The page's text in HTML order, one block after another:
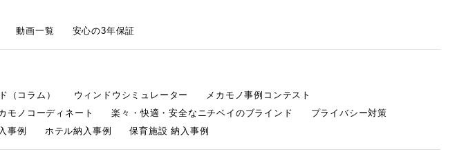
動画一覧 安心の3年保証
（コラム） ウィンドウシミュレーター
メカモノ事例コンテスト
モノコーディネート 楽々・快適・安全なニチベイのブラインド
プライバシー対策
事例 ホテル納入事例 保育施設 納入事例